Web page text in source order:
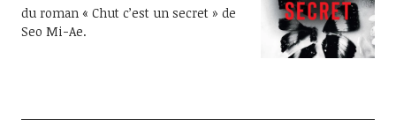
du roman « Chut c’est un secret » de
Seo Mi-Ae.